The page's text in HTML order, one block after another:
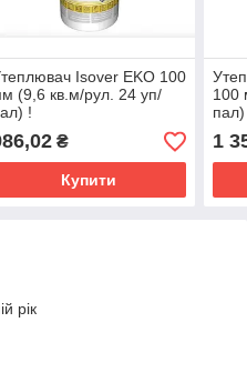
Isover EKO 100
(9,6 кв.м/рул. 24 уп/
!
₴
Купити
100
пал)
1
рік